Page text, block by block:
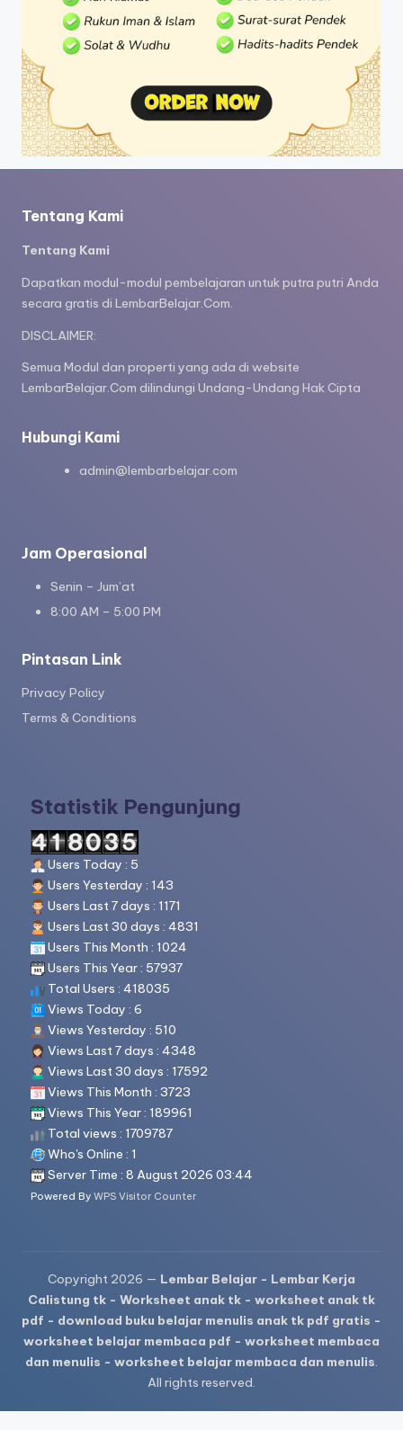
Tentang Kami
Tentang Kami
Dapatkan modul-modul pembelajaran untuk putra putri Anda
secara gratis di LembarBelajar.Com.
DISCLAIMER:
Semua Modul dan properti yang ada di website
LembarBelajar.Com dilindungi Undang-Undang Hak Cipta
Hubungi Kami
admin@lembarbelajar.com
Jam Operasional
Senin – Jum’at
8:00 AM – 5:00 PM
Pintasan Link
Privacy Policy
Terms & Conditions
Statistik Pengunjung
Users Today : 5
Users Yesterday : 143
Users Last 7 days : 1171
Users Last 30 days : 4831
Users This Month : 1024
Users This Year : 57937
Total Users : 418035
Views Today : 6
Views Yesterday : 510
Views Last 7 days : 4348
Views Last 30 days : 17592
Views This Month : 3723
Views This Year : 189961
Total views : 1709787
Who's Online : 1
Server Time : 8 August 2026 03:44
Powered By WPS Visitor Counter
Copyright 2026 — Lembar Belajar - Lembar Kerja
Calistung tk - Worksheet anak tk - worksheet anak tk
pdf - download buku belajar menulis anak tk pdf gratis -
worksheet belajar membaca pdf - worksheet membaca
dan menulis - worksheet belajar membaca dan menulis.
All rights reserved.